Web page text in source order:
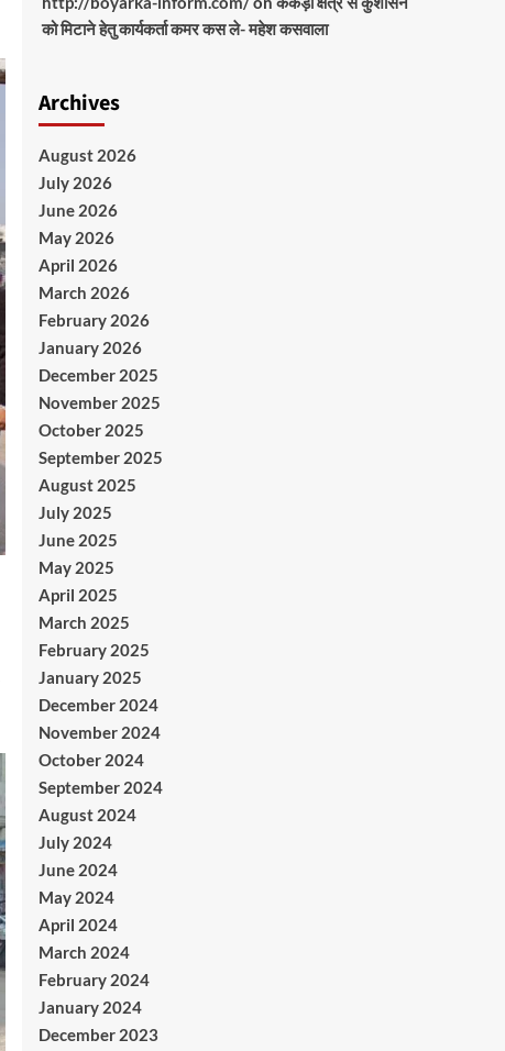
को मिटाने हेतु कार्यकर्ता कमर कस ले- महेश कसवाला
Archives
August 2026
July 2026
June 2026
May 2026
April 2026
March 2026
February 2026
January 2026
December 2025
November 2025
October 2025
September 2025
August 2025
July 2025
June 2025
May 2025
April 2025
March 2025
February 2025
January 2025
December 2024
November 2024
October 2024
September 2024
August 2024
July 2024
June 2024
May 2024
April 2024
March 2024
February 2024
January 2024
December 2023